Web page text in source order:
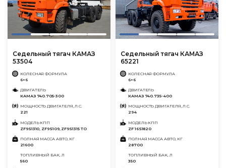
Седельный тягач КАМАЗ
53504
КОЛЕСНАЯ ФОРМУЛА
6×6
ДВИГАТЕЛЬ
КАМАЗ 740.705-300
МОЩНОСТЬ ДВИГАТЕЛЯ, Л.С.
221
МОДЕЛЬ КПП
ZF9S1310, ZF9S109, ZF9S1315 TO
ПОЛНАЯ МАССА АВТО, КГ
21600
ТОПЛИВНЫЙ БАК, Л
560
Седельный тягач КАМАЗ
65221
КОЛЕСНАЯ ФОРМУЛА
6×6
ДВИГАТЕЛЬ
КАМАЗ 740.735-400
МОЩНОСТЬ ДВИГАТЕЛЯ, Л.С.
294
МОДЕЛЬ КПП
ZF 16S1820
ПОЛНАЯ МАССА АВТО, КГ
28700
ТОПЛИВНЫЙ БАК, Л
350